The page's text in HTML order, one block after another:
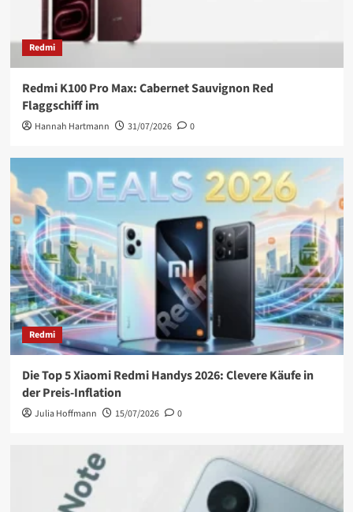
Redmi
Redmi K100 Pro Max: Cabernet Sauvignon Red
Flaggschiff im
Hannah Hartmann 31/07/2026 0
Redmi
Die Top 5 Xiaomi Redmi Handys 2026: Clevere Käufe in
der Preis-Inflation
Julia Hoffmann 15/07/2026 0